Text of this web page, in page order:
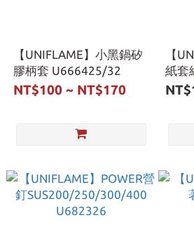
【UNIFLAME】小黑鍋矽
膠柄套 U666425/32
NT$100 ~ NT$170
【
紙套